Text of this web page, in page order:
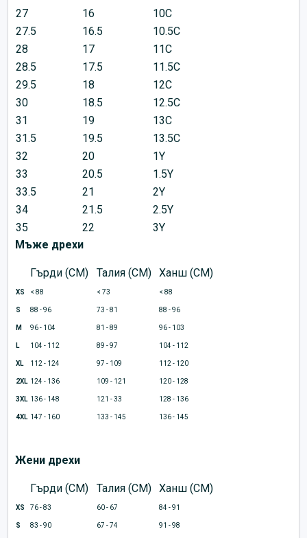
27
16
10C
27.5
16.5
10.5C
28
17
11C
28.5
17.5
11.5C
29.5
18
12C
30
18.5
12.5C
31
19
13C
31.5
19.5
13.5C
32
20
1Y
33
20.5
1.5Y
33.5
21
2Y
34
21.5
2.5Y
35
22
3Y
Мъже дрехи
Гърди (CM) Талия (CM) Ханш (CM)
XS < 88 < 73 < 88
S 88 - 96 73 - 81 88 - 96
M 96 - 104 81 - 89 96 - 103
L 104 - 112 89 - 97 104 - 112
XL 112 - 124 97 - 109 112 - 120
2XL 124 - 136 109 - 121 120 - 128
3XL 136 - 148 121 - 33 128 - 136
4XL 147 - 160 133 - 145 136 - 145
Жени дрехи
Гърди (CM) Талия (CM) Ханш (CM)
XS 76 - 83 60 - 67 84 - 91
S 83 - 90 67 - 74 91 - 98